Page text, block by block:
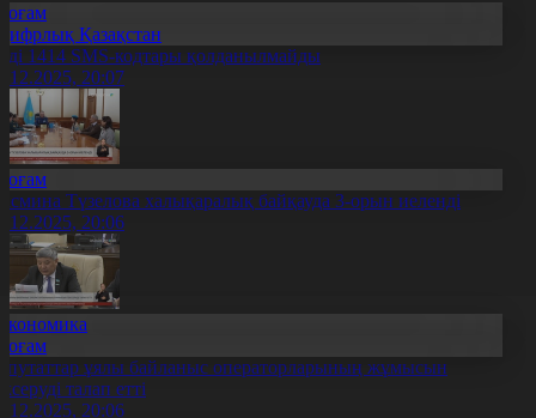
Қазақстан
1414 SMS-кодтары қолданылмайды
20:07
Түзелова халықаралық байқауда 3-орын иеленді
20:06
ұялы байланыс операторларының жұмысын
талап етті
20:06